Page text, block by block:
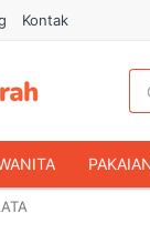
Kontak